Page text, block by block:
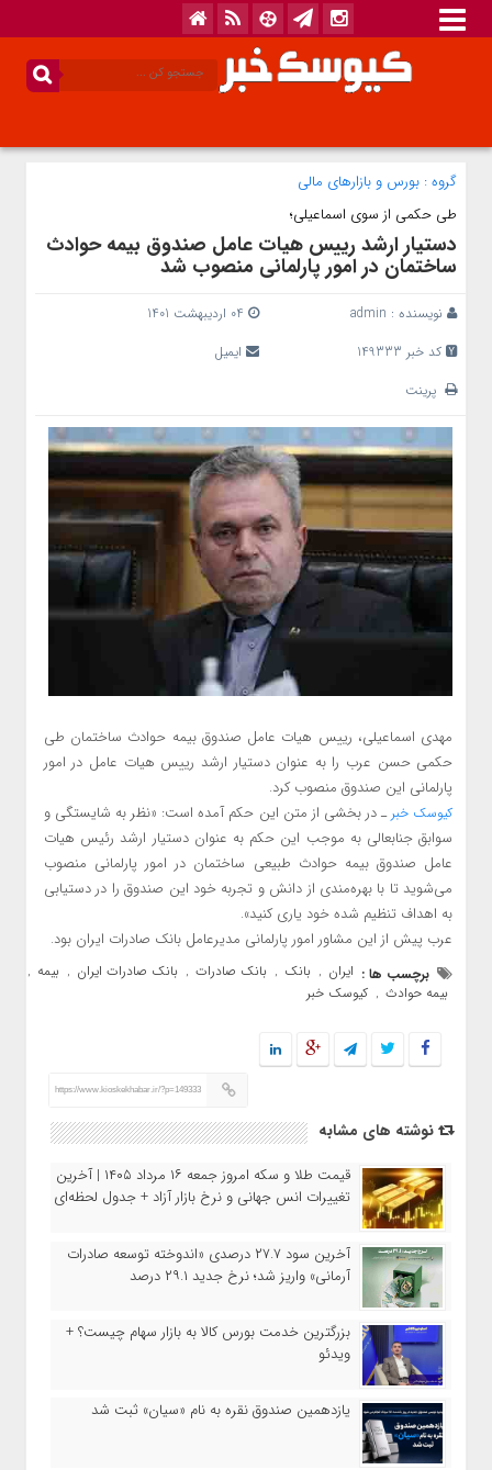
گروه : بورس و بازار‌های مالی
طی حکمی از سوی اسماعیلی؛
دستیار ارشد رییس هیات عامل صندوق بیمه حوادث
ساختمان در امور پارلمانی منصوب شد
نویسنده : admin
کد خبر 149333
ایمیل
پرینت
مهدی اسماعیلی، رییس هیات عامل صندوق بیمه حوادث ساختمان طی
حکمی حسن عرب را به عنوان دستیار ارشد رییس هیات عامل در امور
پارلمانی این صندوق منصوب کرد.
کیوسک خبرـ در بخشی از متن این حکم آمده است: «نظر به شایستگی و
سوابق جنابعالی به موجب این حکم به عنوان دستیار ارشد رئیس هیات
عامل صندوق بیمه حوادث طبیعی ساختمان در امور پارلمانی منصوب
می‌شوید تا با بهره‌مندی از دانش و تجربه خود این صندوق را در دستیابی
به اهداف تنظیم شده خود یاری کنید».
عرب پیش از این مشاور امور پارلمانی مدیرعامل بانک صادرات ایران بود.
برچسب ها : ایران , بانک , بانک صادرات , بانک صادرات ایران , بیمه ,
بیمه حوادث , کیوسک خبر
https://www.kioskekhabar.ir/?p=149333
نوشته های مشابه
قیمت طلا و سکه امروز جمعه ۱۶ مرداد ۱۴۰۵ | آخرین
تغییرات انس جهانی و نرخ بازار آزاد + جدول لحظه‌ای
آخرین سود ۲۷.۷ درصدی «اندوخته توسعه صادرات
آرمانی» واریز شد؛ نرخ جدید ۲۹.۱ درصد
بزرگترین خدمت بورس کالا به بازار سهام چیست؟ +
ویدئو
یازدهمین صندوق نقره به نام «سیان» ثبت شد